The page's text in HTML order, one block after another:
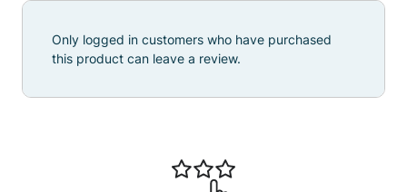
Only logged in customers who have purchased
this product can leave a review.